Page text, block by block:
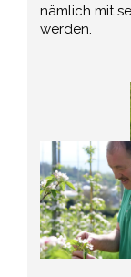
nämlich mit
werden.